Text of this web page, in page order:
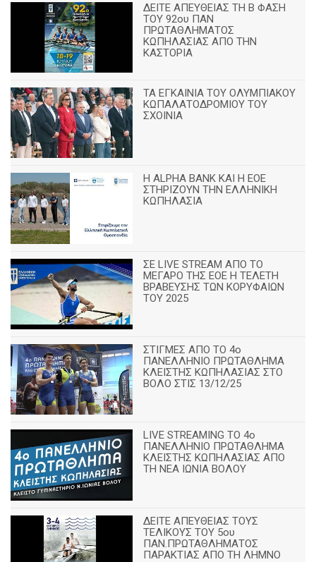
ΔΕΙΤΕ ΑΠΕΥΘΕΙΑΣ ΤΗ Β ΦΑΣΗ
ΤΟΥ 92ου ΠΑΝ
ΠΡΩΤΑΘΛΗΜΑΤΟΣ
ΚΩΠΗΛΑΣΙΑΣ ΑΠΟ ΤΗΝ
ΚΑΣΤΟΡΙΑ
TA ΕΓΚΑΙΝΙΑ ΤΟΥ ΟΛΥΜΠΙΑΚΟΥ
ΚΩΠΑΛΑΤΟΔΡΟΜΙΟΥ ΤΟΥ
ΣΧΟΙΝΙΑ
H ALPHA BANK ΚΑΙ Η ΕΟΕ
ΣΤΗΡΙΖΟΥΝ ΤΗΝ ΕΛΛΗΝΙΚΗ
ΚΩΠΗΛΑΣΙΑ
ΣΕ LIVE STREAM ΑΠΟ ΤΟ
ΜΕΓΑΡΟ ΤΗΣ ΕΟΕ Η ΤΕΛΕΤΗ
ΒΡΑΒΕΥΣΗΣ ΤΩΝ ΚΟΡΥΦΑΙΩΝ
ΤΟΥ 2025
ΣΤΙΓΜΕΣ ΑΠΟ ΤΟ 4ο
ΠΑΝΕΛΛΗΝΙΟ ΠΡΩΤΑΘΛΗΜΑ
ΚΛΕΙΣΤΗΣ ΚΩΠΗΛΑΣΙΑΣ ΣΤΟ
ΒΟΛΟ ΣΤΙΣ 13/12/25
LIVE STREAMING ΤΟ 4ο
ΠΑΝΕΛΛΗΝΙΟ ΠΡΩΤΑΘΛΗΜΑ
ΚΛΕΙΣΤΗΣ ΚΩΠΗΛΑΣΙΑΣ ΑΠΟ
ΤΗ ΝΕΑ ΙΩΝΙΑ ΒΟΛΟΥ
ΔΕΙΤΕ ΑΠΕΥΘΕΙΑΣ ΤΟΥΣ
ΤΕΛΙΚΟΥΣ ΤΟΥ 5ου
ΠΑΝ.ΠΡΩΤΑΘΛΗΜΑΤΟΣ
ΠΑΡΑΚΤΙΑΣ ΑΠΟ ΤΗ ΛΗΜΝΟ